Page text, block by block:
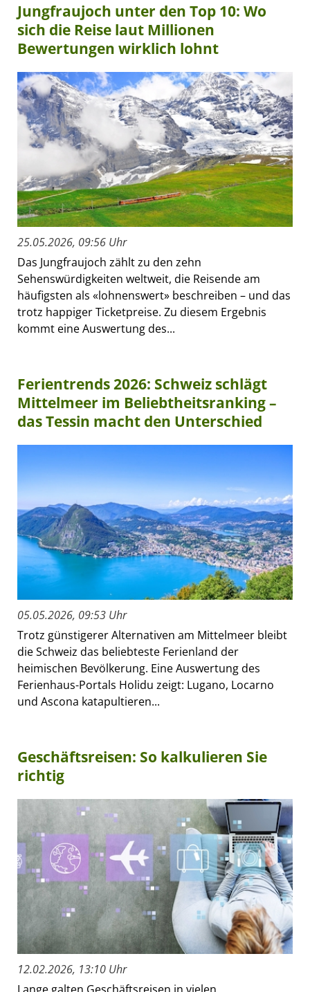
Jungfraujoch unter den Top 10: Wo
sich die Reise laut Millionen
Bewertungen wirklich lohnt
25.05.2026, 09:56 Uhr
Das Jungfraujoch zählt zu den zehn
Sehenswürdigkeiten weltweit, die Reisende am
häufigsten als «lohnenswert» beschreiben – und das
trotz happiger Ticketpreise. Zu diesem Ergebnis
kommt eine Auswertung des...
Ferientrends 2026: Schweiz schlägt
Mittelmeer im Beliebtheitsranking –
das Tessin macht den Unterschied
05.05.2026, 09:53 Uhr
Trotz günstigerer Alternativen am Mittelmeer bleibt
die Schweiz das beliebteste Ferienland der
heimischen Bevölkerung. Eine Auswertung des
Ferienhaus-Portals Holidu zeigt: Lugano, Locarno
und Ascona katapultieren...
Geschäftsreisen: So kalkulieren Sie
richtig
12.02.2026, 13:10 Uhr